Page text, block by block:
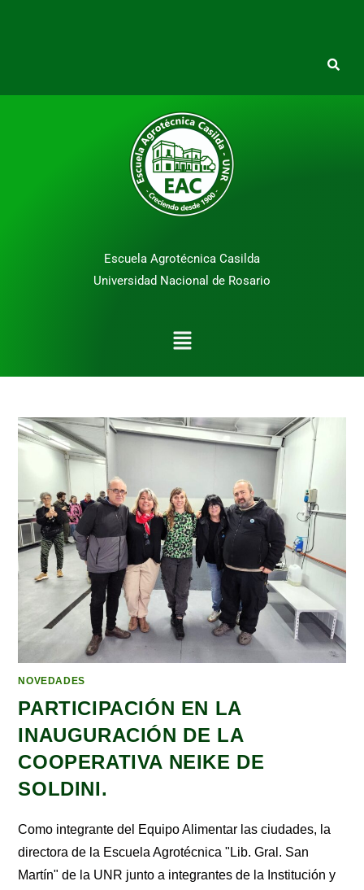
Escuela Agrotécnica Casilda
Universidad Nacional de Rosario
NOVEDADES
PARTICIPACIÓN EN LA
INAUGURACIÓN DE LA
COOPERATIVA NEIKE DE
SOLDINI.
Como integrante del Equipo Alimentar las ciudades, la
directora de la Escuela Agrotécnica "Lib. Gral. San
Martín" de la UNR junto a integrantes de la Institución y